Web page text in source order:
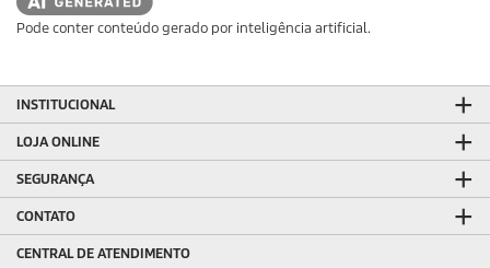
Pode conter conteúdo gerado por inteligência artificial.
INSTITUCIONAL
LOJA ONLINE
SEGURANÇA
CONTATO
CENTRAL DE ATENDIMENTO